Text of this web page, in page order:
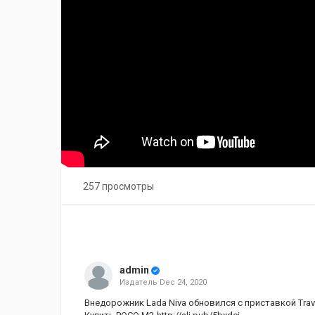
257 просмотры
admin
Издатель Dec 24, 2020
Внедорожник Lada Niva обновился с приставкой